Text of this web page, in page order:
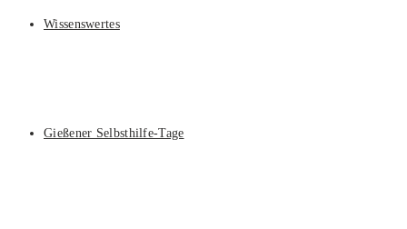
Wissenswertes
Gießener Selbsthilfe-Tage